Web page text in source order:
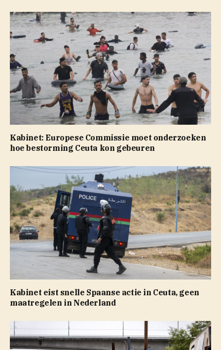
Kabinet: Europese Commissie moet onderzoeken
hoe bestorming Ceuta kon gebeuren
Kabinet eist snelle Spaanse actie in Ceuta, geen
maatregelen in Nederland